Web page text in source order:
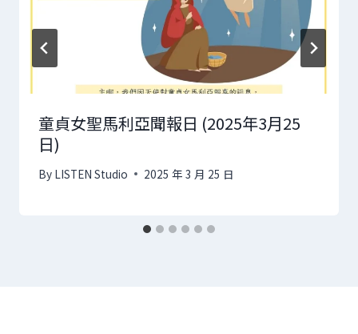
童貞女聖馬利亞聞報日 (2025年3月25
日)
By LISTEN Studio 2025 年 3 月 25 日